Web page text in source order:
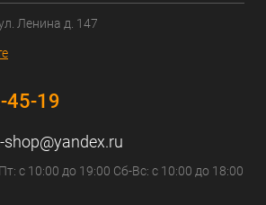
Ленина д. 147
45-19
с 10:00 до 19:00 Сб-Вс: с 10:00 до 18:00